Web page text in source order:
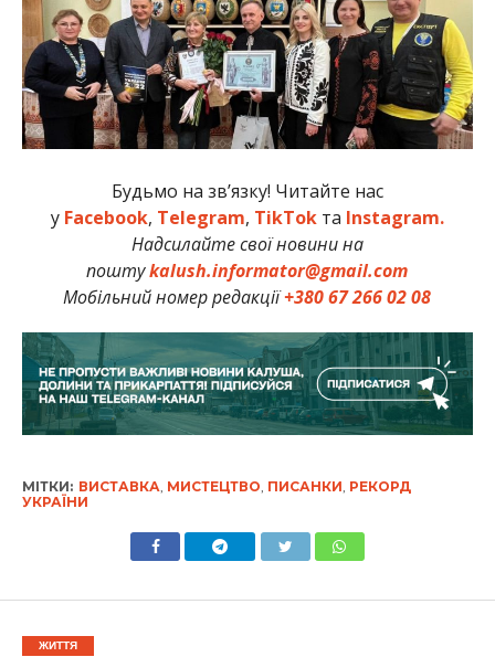
Будьмо на зв’язку! Читайте нас
у Facebook, Telegram, TikTokта Instagram.
Надсилайте свої новини на
поштуkalush.informator@gmail.com
Мобільний номер редакції+380 67 266 02 08
МІТКИ: ВИСТАВКА, МИСТЕЦТВО, ПИСАНКИ, РЕКОРД
УКРАЇНИ
ЖИТТЯ